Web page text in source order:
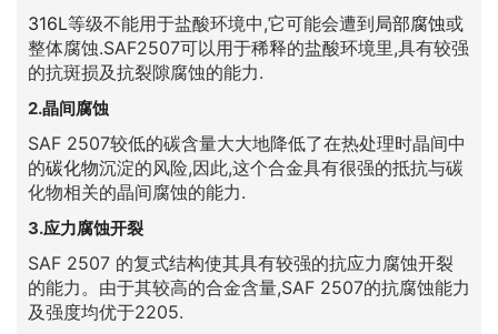
316L等级不能用于盐酸环境中,它可能会遭到局部腐蚀或
整体腐蚀.SAF2507可以用于稀释的盐酸环境里,具有较强
的抗斑损及抗裂隙腐蚀的能力.
2.晶间腐蚀
SAF 2507较低的碳含量大大地降低了在热处理时晶间中
的碳化物沉淀的风险,因此,这个合金具有很强的抵抗与碳
化物相关的晶间腐蚀的能力.
3.应力腐蚀开裂
SAF 2507 的复式结构使其具有较强的抗应力腐蚀开裂
的能力。由于其较高的合金含量,SAF 2507的抗腐蚀能力
及强度均优于2205.